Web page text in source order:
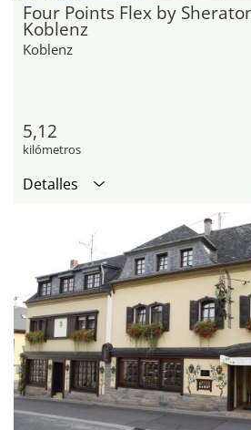
Four Points Flex by
Koblenz
Koblenz
5,12
kilómetros
Detalles